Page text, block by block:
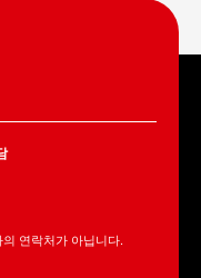
연락처가 아닙니다.